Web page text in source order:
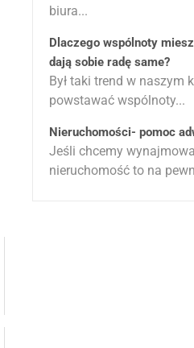
biura...
Dlaczego wspólnoty
dają sobie radę same?
Był taki trend w naszym
powstawać wspólnoty...
Nieruchomości- pomoc
Jeśli chcemy
nieruchomość to na